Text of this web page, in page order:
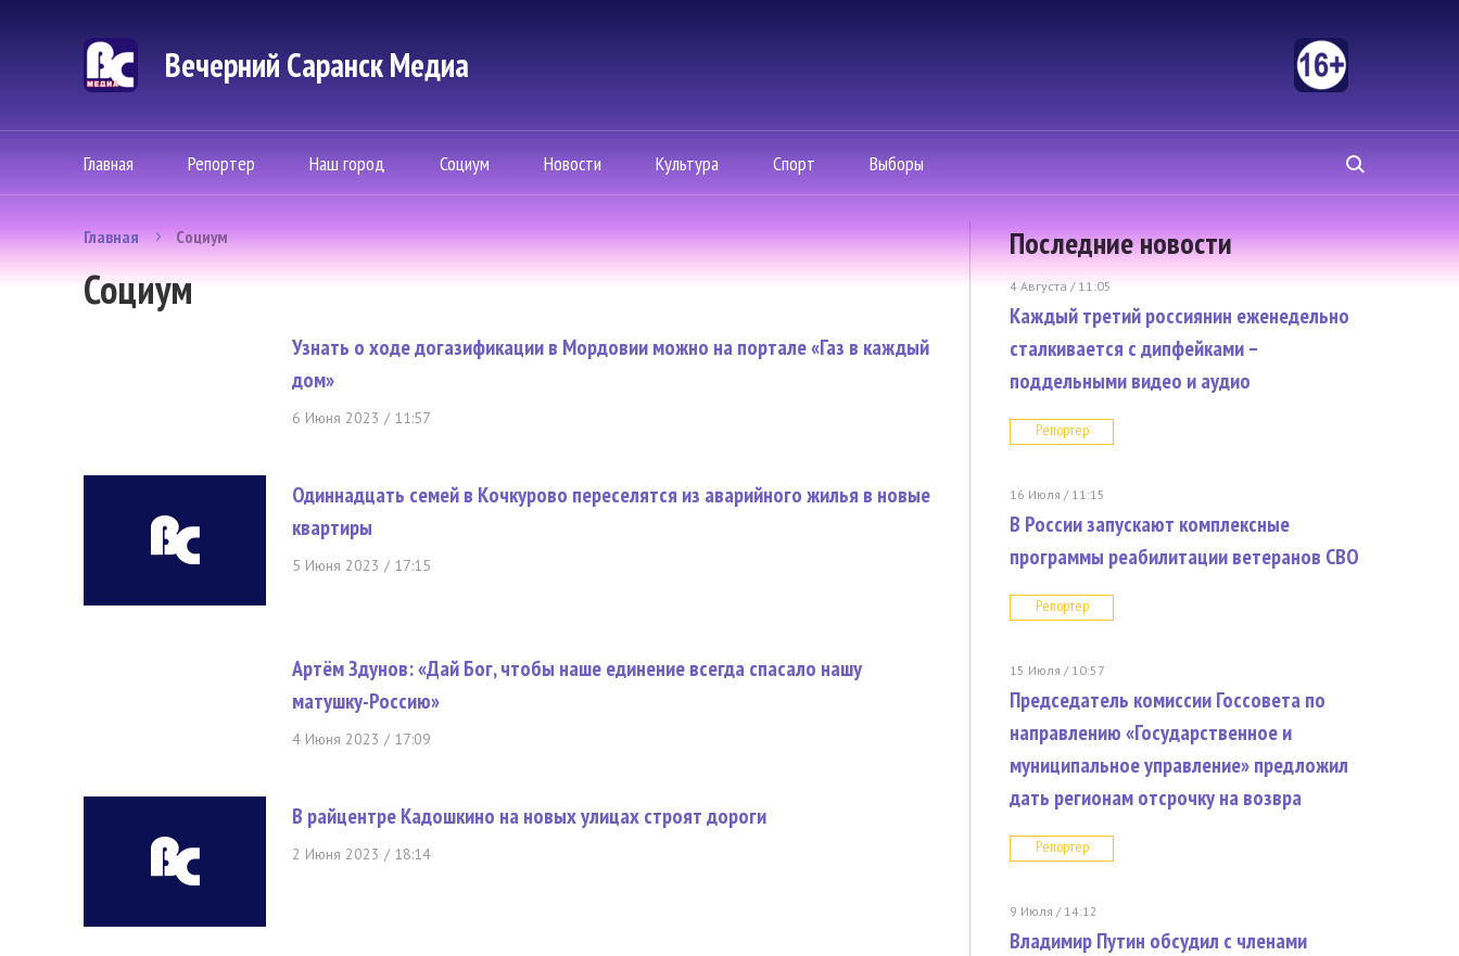
Вечерний Саранск Mедиа
Главная Репортер Наш город Социум Новости Культура Спорт Выборы
Главная Социум
Социум
Узнать о ходе догазификации в Мордовии можно на портале «Газ в каждый
дом»
6 Июня 2023 / 11:57
Одиннадцать семей в Кочкурово переселятся из аварийного жилья в новые
квартиры
5 Июня 2023 / 17:15
Артём Здунов: «Дай Бог, чтобы наше единение всегда спасало нашу
матушку-Россию»
4 Июня 2023 / 17:09
В райцентре Кадошкино на новых улицах строят дороги
2 Июня 2023 / 18:14
Последние новости
4 Августа / 11:05
Каждый третий россиянин еженедельно
сталкивается с дипфейками –
поддельными видео и аудио
Репортер
16 Июля / 11:15
В России запускают комплексные
программы реабилитации ветеранов СВО
Репортер
15 Июля / 10:57
Председатель комиссии Госсовета по
направлению «Государственное и
муниципальное управление» предложил
дать регионам отсрочку на возвра
Репортер
9 Июля / 14:12
Владимир Путин обсудил с членами